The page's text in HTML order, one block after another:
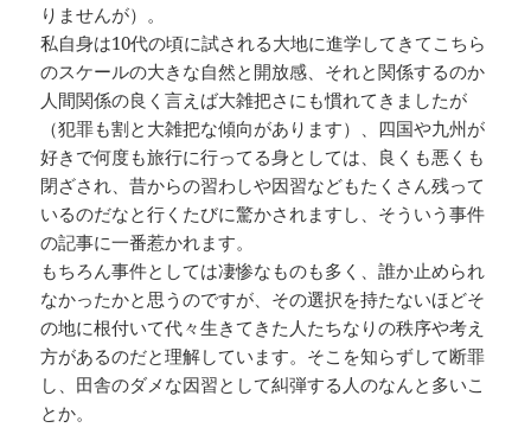
りませんが）。
私自身は10代の頃に試される大地に進学してきてこちら
のスケールの大きな自然と開放感、それと関係するのか
人間関係の良く言えば大雑把さにも慣れてきましたが
（犯罪も割と大雑把な傾向があります）、四国や九州が
好きで何度も旅行に行ってる身としては、良くも悪くも
閉ざされ、昔からの習わしや因習などもたくさん残って
いるのだなと行くたびに驚かされますし、そういう事件
の記事に一番惹かれます。
もちろん事件としては凄惨なものも多く、誰か止められ
なかったかと思うのですが、その選択を持たないほどそ
の地に根付いて代々生きてきた人たちなりの秩序や考え
方があるのだと理解しています。そこを知らずして断罪
し、田舎のダメな因習として糾弾する人のなんと多いこ
とか。